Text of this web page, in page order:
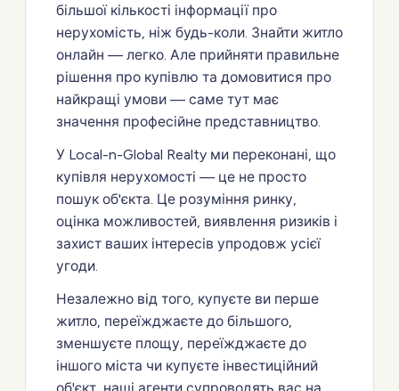
більшої кількості інформації про
нерухомість, ніж будь-коли. Знайти житло
онлайн — легко. Але прийняти правильне
рішення про купівлю та домовитися про
найкращі умови — саме тут має
значення професійне представництво.
У Local-n-Global Realty ми переконані, що
купівля нерухомості — це не просто
пошук об'єкта. Це розуміння ринку,
оцінка можливостей, виявлення ризиків і
захист ваших інтересів упродовж усієї
угоди.
Незалежно від того, купуєте ви перше
житло, переїжджаєте до більшого,
зменшуєте площу, переїжджаєте до
іншого міста чи купуєте інвестиційний